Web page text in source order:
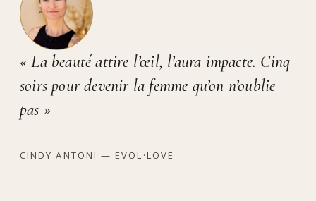
« La beauté attire l’œil, l’aura impacte. Cinq
soirs pour devenir la femme qu’on n’oublie
pas »
CINDY ANTONI — EVOL·LOVE